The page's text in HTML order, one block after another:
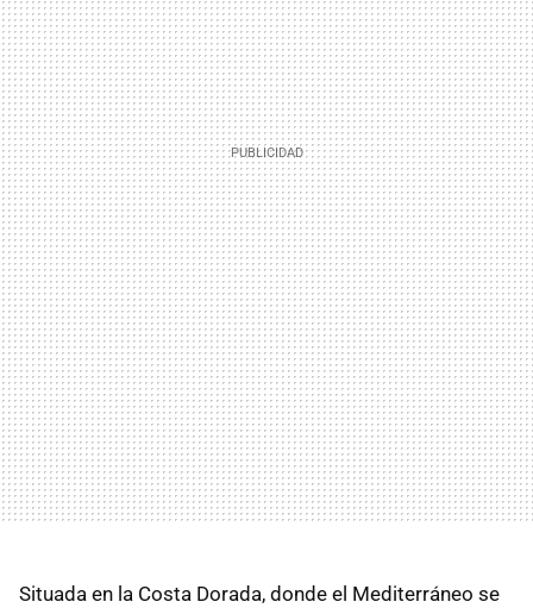
Situada en la Costa Dorada, donde el Mediterráneo se